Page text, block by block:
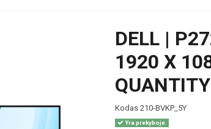
DELL |
1920 X
Kodas 210-BVKP_5Y
Yra prekyboje.